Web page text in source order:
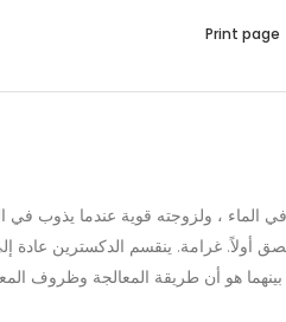
Print page
الماء ، ولزوجته قوية عندما يذوب في
أولاً. غرامة. ينقسم الدكسترين عادة
بينهما هو أن طريقة المعالجة وظروف